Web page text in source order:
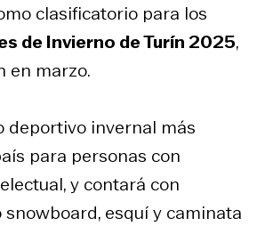
clasificatorio para los
de Invierno de Turín 2025,
en marzo.
deportivo invernal más
para personas con
y contará con
esquí y caminata